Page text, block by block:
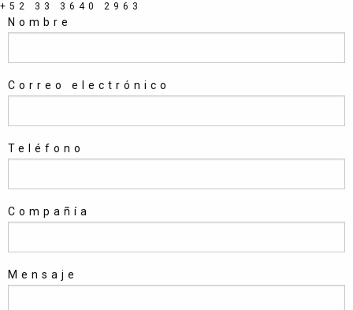
+52 33 3640 2963
Nombre
Correo electrónico
Teléfono
Compañía
Mensaje